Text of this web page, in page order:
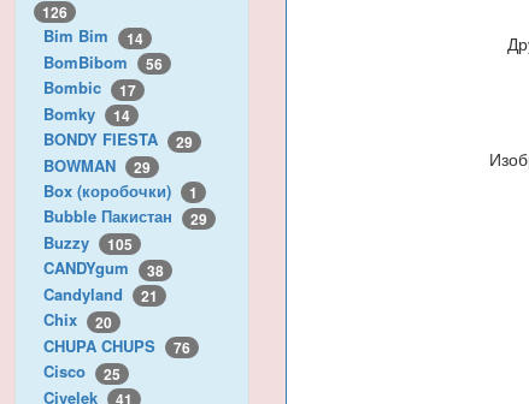
126
Bim Bim 14
BomBibom 56
Bombic 17
Bomky 14
BONDY FIESTA 29
BOWMAN 29
Box (коробочки) 1
Bubble Пакистан 29
Buzzy 105
CANDYgum 38
Candyland 21
Chix 20
CHUPA CHUPS 76
Cisco 25
Civelek 41